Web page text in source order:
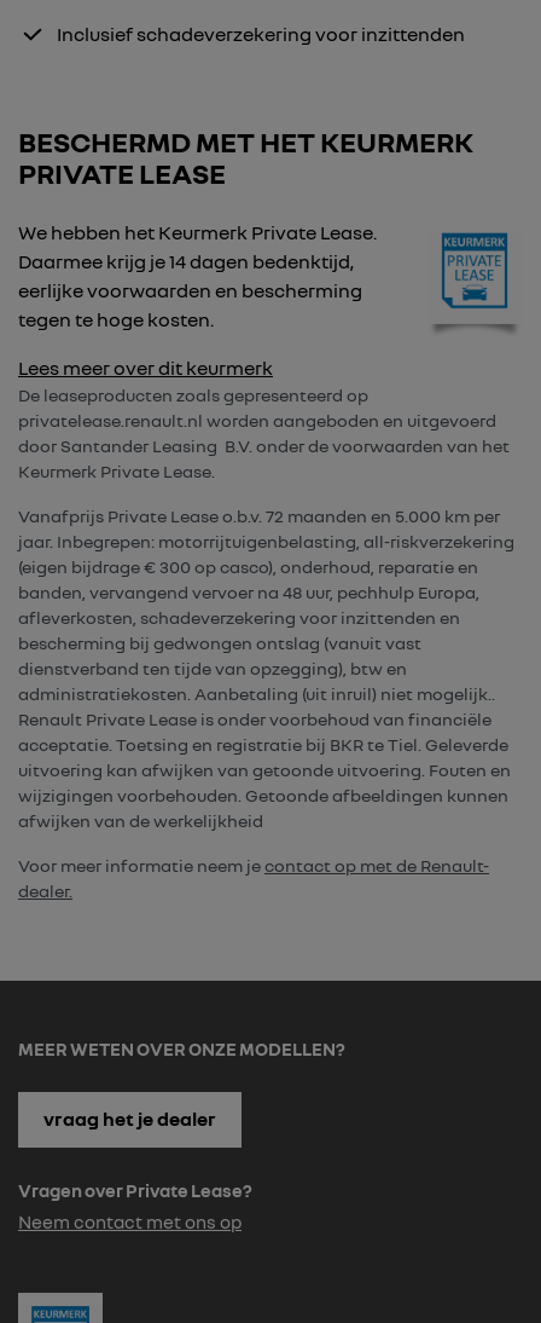
Inclusief schadeverzekering voor inzittenden
BESCHERMD MET HET KEURMERK
PRIVATE LEASE
We hebben het Keurmerk Private Lease.
Daarmee krijg je 14 dagen bedenktijd,
eerlijke voorwaarden en bescherming
tegen te hoge kosten.
Lees meer over dit keurmerk
De leaseproducten zoals gepresenteerd op
privatelease.renault.nl worden aangeboden en uitgevoerd
door Santander Leasing B.V. onder de voorwaarden van het
Keurmerk Private Lease.
Vanafprijs Private Lease o.b.v. 72 maanden en 5.000 km per
jaar. Inbegrepen: motorrijtuigenbelasting, all-riskverzekering
(eigen bijdrage € 300 op casco), onderhoud, reparatie en
banden, vervangend vervoer na 48 uur, pechhulp Europa,
afleverkosten, schadeverzekering voor inzittenden en
bescherming bij gedwongen ontslag (vanuit vast
dienstverband ten tijde van opzegging), btw en
administratiekosten. Aanbetaling (uit inruil) niet mogelijk..
Renault Private Lease is onder voorbehoud van financiële
acceptatie. Toetsing en registratie bij BKR te Tiel. Geleverde
uitvoering kan afwijken van getoonde uitvoering. Fouten en
wijzigingen voorbehouden. Getoonde afbeeldingen kunnen
afwijken van de werkelijkheid
Voor meer informatie neem jecontact op met de Renault-
dealer.
MEER WETEN OVER ONZE MODELLEN?
vraag het je dealer
Vragen over Private Lease?
Neem contact met ons op